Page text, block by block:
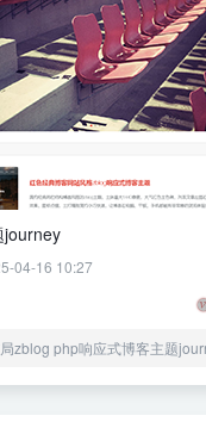
journey
04-16 10:27
zblog php响应式博客主题